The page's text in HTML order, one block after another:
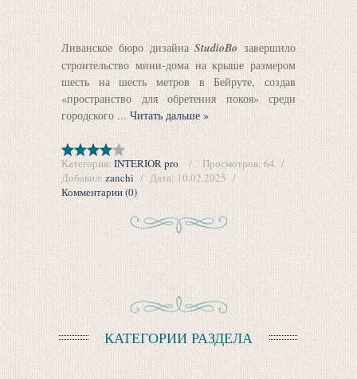
Ливанское бюро дизайнаStudioBo завершило
строительство мини-дома на крыше размером
шесть на шесть метров в Бейруте, создав
«пространство для обретения покоя» среди
городского ... Читать дальше »
Категория: INTERIOR pro Просмотров: 64
Добавил: zanchi Дата: 10.02.2025
Комментарии (0)
КАТЕГОРИИ РАЗДЕЛА